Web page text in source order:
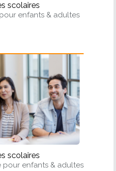
scolaires
enfants & adultes
scolaires
pour enfants & adultes